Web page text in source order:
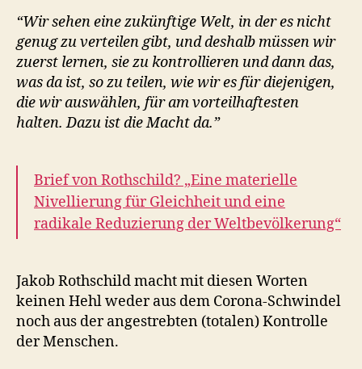
“Wir sehen eine zukünftige Welt, in der es nicht
genug zu verteilen gibt, und deshalb müssen wir
zuerst lernen, sie zu kontrollieren und dann das,
was da ist, so zu teilen, wie wir es für diejenigen,
die wir auswählen, für am vorteilhaftesten
halten. Dazu ist die Macht da.”
Brief von Rothschild? „Eine materielle
Nivellierung für Gleichheit und eine
radikale Reduzierung der Weltbevölkerung“
Jakob Rothschild macht mit diesen Worten
keinen Hehl weder aus dem Corona-Schwindel
noch aus der angestrebten (totalen) Kontrolle
der Menschen.